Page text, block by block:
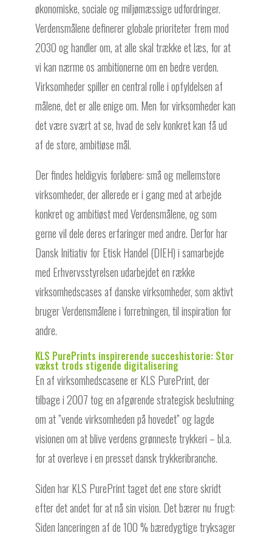
økonomiske, sociale og miljømæssige udfordringer.
Verdensmålene definerer globale prioriteter frem mod
2030 og handler om, at alle skal trække et læs, for at
vi kan nærme os ambitionerne om en bedre verden.
Virksomheder spiller en central rolle i opfyldelsen af
målene, det er alle enige om. Men for virksomheder kan
det være svært at se, hvad de selv konkret kan få ud
af de store, ambitiøse mål.
Der findes heldigvis forløbere: små og mellemstore
virksomheder, der allerede er i gang med at arbejde
konkret og ambitiøst med Verdensmålene, og som
gerne vil dele deres erfaringer med andre. Derfor har
Dansk Initiativ for Etisk Handel (DIEH) i samarbejde
med Erhvervsstyrelsen udarbejdet en række
virksomhedscases af danske virksomheder, som aktivt
bruger Verdensmålene i forretningen, til inspiration for
andre.
KLS PurePrints inspirerende succeshistorie: Stor
vækst trods stigende digitalisering
En af virksomhedscasene er KLS PurePrint, der
tilbage i 2007 tog en afgørende strategisk beslutning
om at ”vende virksomheden på hovedet” og lagde
visionen om at blive verdens grønneste trykkeri – bl.a.
for at overleve i en presset dansk trykkeribranche.
Siden har KLS PurePrint taget det ene store skridt
efter det andet for at nå sin vision. Det bærer nu frugt:
Siden lanceringen af de 100 % bæredygtige tryksager